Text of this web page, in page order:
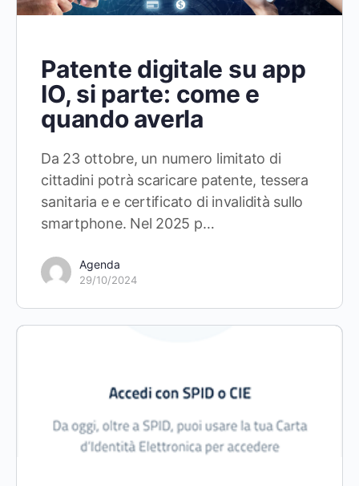
Patente digitale su app
IO, si parte: come e
quando averla
Da 23 ottobre, un numero limitato di
cittadini potrà scaricare patente, tessera
sanitaria e e certificato di invalidità sullo
smartphone. Nel 2025 p…
Agenda
29/10/2024